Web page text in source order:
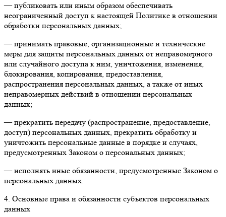
— публиковать или иным образом обеспечивать
неограниченный доступ к настоящей Политике в отношении
обработки персональных данных;
— принимать правовые, организационные и технические
меры для защиты персональных данных от неправомерного
или случайного доступа к ним, уничтожения, изменения,
блокирования, копирования, предоставления,
распространения персональных данных, а также от иных
неправомерных действий в отношении персональных
данных;
— прекратить передачу (распространение, предоставление,
доступ) персональных данных, прекратить обработку и
уничтожить персональные данные в порядке и случаях,
предусмотренных Законом о персональных данных;
— исполнять иные обязанности, предусмотренные Законом о
персональных данных.
4. Основные права и обязанности субъектов персональных
данных